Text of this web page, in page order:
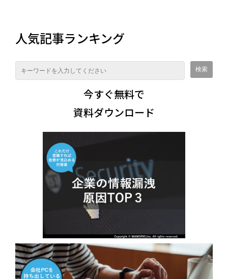
人気記事ランキング
今すぐ無料で
資料ダウンロード